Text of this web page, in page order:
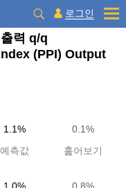
로그인
력 q/q
(PPI) Output
1.1%
0.1%
예측값 훑어보기
1.0%
0.8%